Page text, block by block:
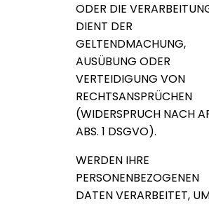
ODER DIE
DIENT DER
GELTENDMACHUNG,
AUSÜBUNG ODER
VERTEIDIGUNG VON
RECHTSANSPRÜCHEN
(WIDERSPRUCH NACH
ABS. 1 DSGVO).
WERDEN IHRE
PERSONENBEZOGENEN
DATEN VERARBEITET,